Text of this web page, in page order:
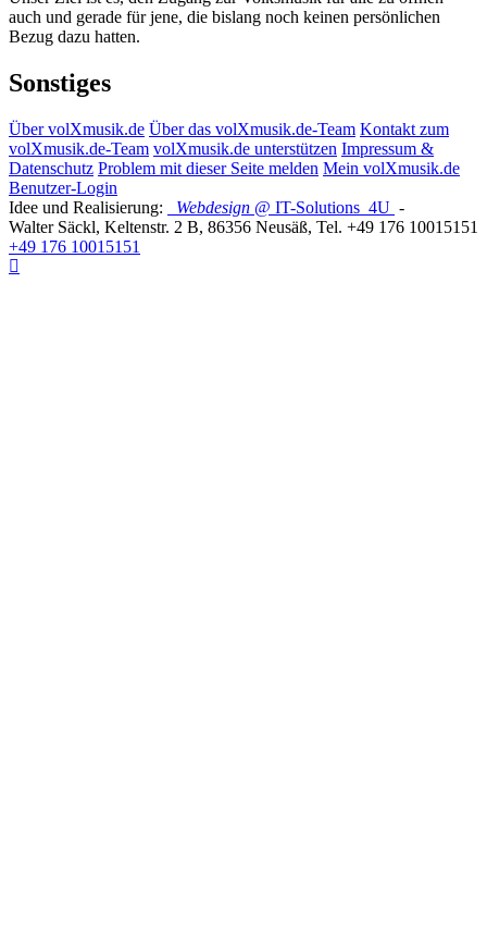
auch und gerade für jene, die bislang noch keinen persönlichen
Bezug dazu hatten.
Sonstiges
Über volXmusik.de Über das volXmusik.de-Team Kontakt zum
volXmusik.de-Team volXmusik.de unterstützen Impressum &
Datenschutz Problem mit dieser Seite melden Mein volXmusik.de
Benutzer-Login
Idee und Realisierung:
Webdesign @ IT-Solutions 4U -
Walter Säckl, Keltenstr. 2 B, 86356 Neusäß, Tel. +49 176 10015151
+49 176 10015151